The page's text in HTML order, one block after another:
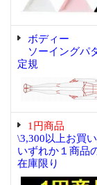
ボディー
ソーイングパ
定規
1円商品
\3,300以上お買
いずれか１商品
在庫限り